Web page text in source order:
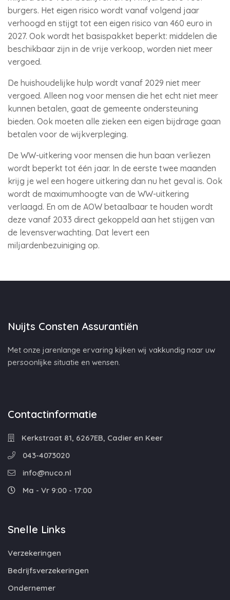
burgers. Het eigen risico wordt vanaf volgend jaar
verhoogd en stijgt tot een eigen risico van 460 euro in
2027. Ook wordt het basispakket beperkt: middelen die
beschikbaar zijn in de vrije verkoop, worden niet meer
vergoed.
De huishoudelijke hulp wordt vanaf 2029 niet meer
vergoed. Alleen nog voor mensen die het echt niet meer
kunnen betalen, gaat de gemeente ondersteuning
bieden. Ook moeten alle zieken een eigen bijdrage gaan
betalen voor de wijkverpleging.
De WW-uitkering voor mensen die hun baan verliezen
wordt beperkt tot één jaar. In de eerste twee maanden
krijg je wel een hogere uitkering dan nu het geval is. Ook
wordt de maximumhoogte van de WW-uitkering
verlaagd. En om de AOW betaalbaar te houden wordt
deze vanaf 2033 direct gekoppeld aan het stijgen van
de levensverwachting. Dat levert een
miljardenbezuiniging op.
Nuijts Consten Assurantiën
Met onze jarenlange ervaring kijken wij vakkundig naar uw
persoonlijke situatie en wensen.
Contactinformatie
Kerkstraat 81, 6267EB, Cadier en Keer
043-4073020
info@nuco.nl
Ma - Vr 9:00 - 17:00
Snelle Links
Verzekeringen
Bedrijfsverzekeringen
Ondernemer